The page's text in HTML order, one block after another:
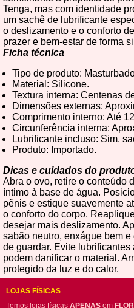
Tenga, mas com identidade
um sachê de lubrificante
o deslizamento e o conforto
prazer e bem-estar de forma
Ficha técnica
Tipo de produto:
Material: Silicone.
Textura interna: Centenas
Dimensões externas:
Comprimento interno: Até
Circunferência interna:
Lubrificante incluso: Sim,
Produto: Importado.
Dicas e cuidados do
Abra o ovo, retire o conteúdo
íntimo à base de água.
pênis e estique suavemente
o conforto do corpo.
desejar mais deslizamento.
sabão neutro, enxágue bem
de guardar. Evite
podem danificar o material.
protegido da luz e do calor.
LOJAS FÍSICAS
Temos lojas físicas APENAS em